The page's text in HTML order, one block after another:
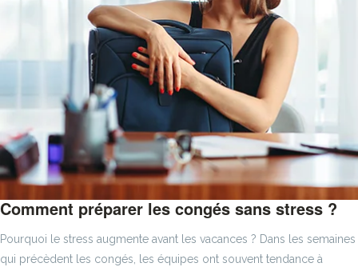
Comment préparer les congés sans stress ?
Pourquoi le stress augmente avant les vacances ? Dans les semaines
qui précèdent les congés, les équipes ont souvent tendance à